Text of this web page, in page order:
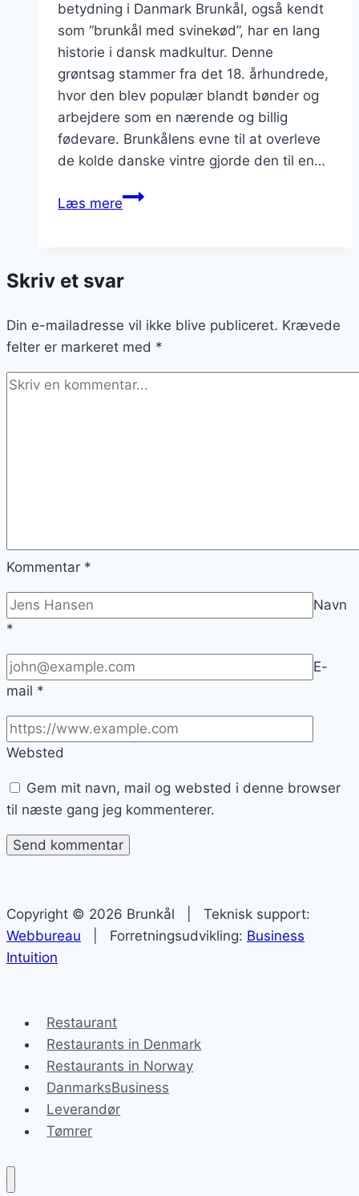
betydning i Danmark Brunkål, også kendt
som “brunkål med svinekød”, har en lang
historie i dansk madkultur. Denne
grøntsag stammer fra det 18. århundrede,
hvor den blev populær blandt bønder og
arbejdere som en nærende og billig
fødevare. Brunkålens evne til at overleve
de kolde danske vintre gjorde den til en…
Læs mereBrunkål
sauce
Skriv et svar
Din e-mailadresse vil ikke blive publiceret. Krævede
felter er markeret med *
Kommentar *
Navn
*
E-
mail *
Websted
Gem mit navn, mail og websted i denne browser
til næste gang jeg kommenterer.
Copyright © 2026 Brunkål | Teknisk support:
Webbureau | Forretningsudvikling: Business
Intuition
Restaurant
Restaurants in Denmark
Restaurants in Norway
DanmarksBusiness
Leverandør
Tømrer